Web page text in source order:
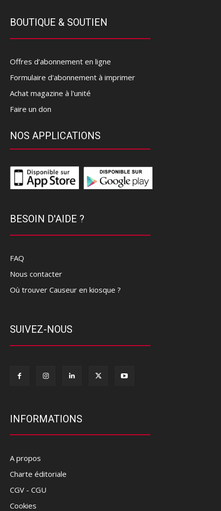
BOUTIQUE & SOUTIEN
Offres d’abonnement en ligne
Formulaire d'abonnement à imprimer
Achat magazine à l'unité
Faire un don
NOS APPLICATIONS
BESOIN D'AIDE ?
FAQ
Nous contacter
Où trouver Causeur en kiosque ?
SUIVEZ-NOUS
INFORMATIONS
A propos
Charte éditoriale
CGV - CGU
Cookies